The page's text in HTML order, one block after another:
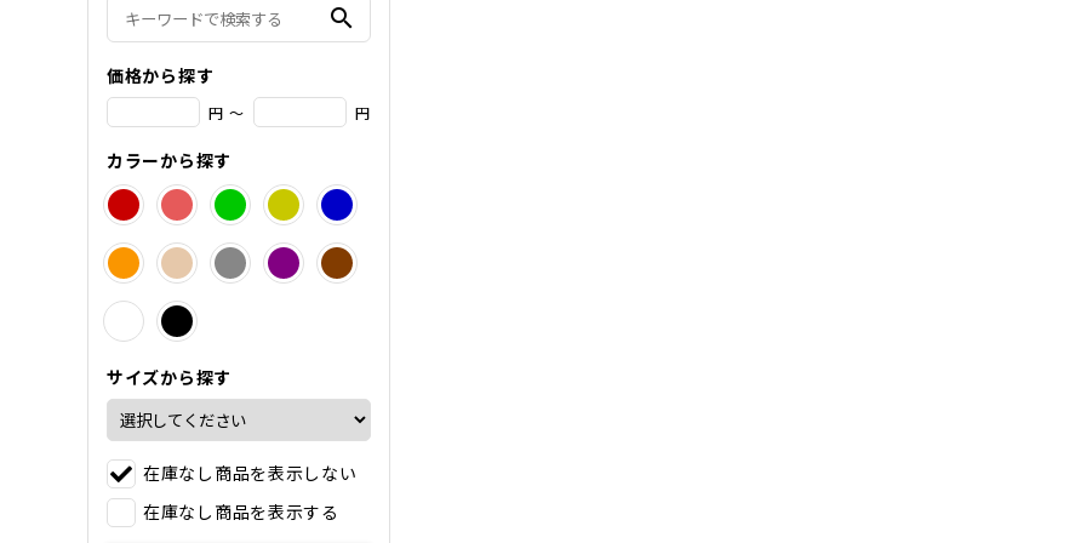
search
価格から探す
円 ～ 円
カラーから探す
サイズから探す
在庫なし商品を表示しない
在庫なし商品を表示する